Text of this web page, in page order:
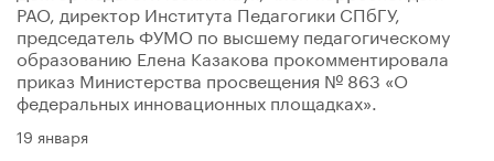
РАО, директор Института Педагогики СПбГУ,
председатель ФУМО по высшему педагогическому
образованию Елена Казакова прокомментировала
приказ Министерства просвещения № 863 «О
федеральных инновационных площадках».
19 января